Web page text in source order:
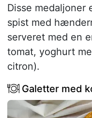
Disse medaljoner
spist med
serveret med en
tomat, yoghurt
citron).
Galetter med